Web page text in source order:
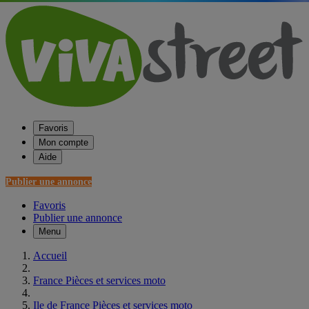
Favoris
Mon compte
Aide
Publier une annonce
Favoris
Publier une annonce
Menu
Accueil
France Pièces et services moto
Ile de France Pièces et services moto